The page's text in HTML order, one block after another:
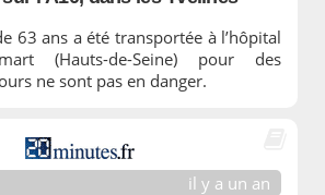
63 ans a été transportée à l’hôpital
(Hauts-de-Seine) pour des
ne sont pas en danger.
il y a un an